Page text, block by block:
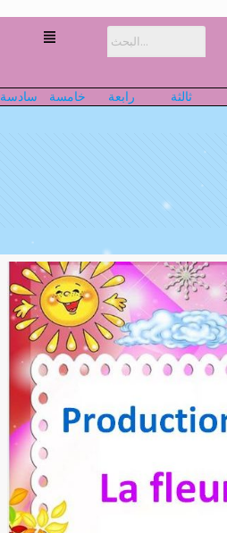
ثالثة رابعة خامسة سادسة